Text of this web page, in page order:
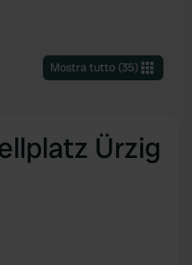
Mostra tutto(35)
Ürzig